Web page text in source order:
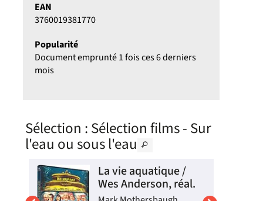
EAN
3760019381770
Popularité
Document emprunté 1 fois ces 6 derniers
mois
Sélection : Sélection films - Sur
l'eau ou sous l'eau
La vie aquatique /
Wes Anderson, réal.